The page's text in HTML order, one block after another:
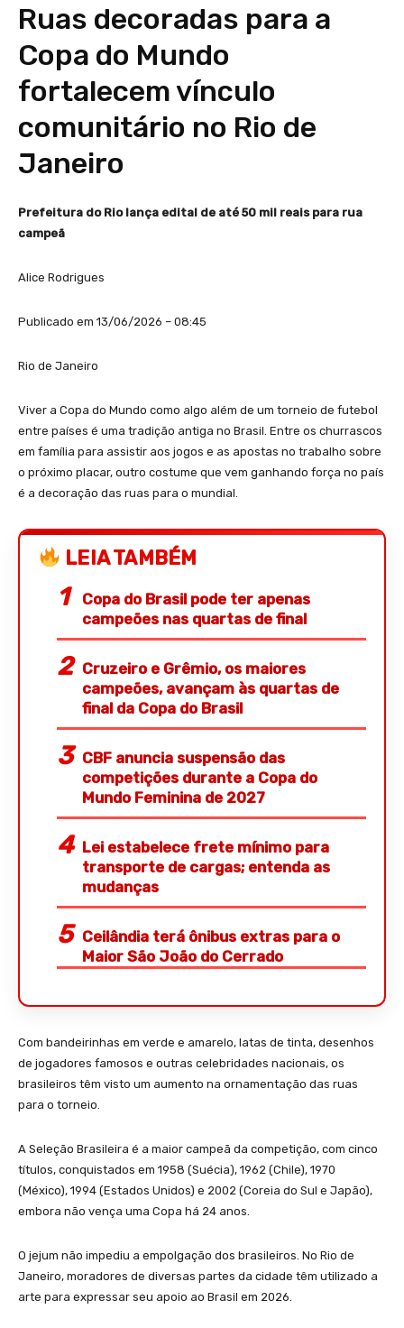
Ruas decoradas para a
Copa do Mundo
fortalecem vínculo
comunitário no Rio de
Janeiro
Prefeitura do Rio lança edital de até 50 mil reais para rua
campeã
Alice Rodrigues
Publicado em 13/06/2026 – 08:45
Rio de Janeiro
Viver a Copa do Mundo como algo além de um torneio de futebol
entre países é uma tradição antiga no Brasil. Entre os churrascos
em família para assistir aos jogos e as apostas no trabalho sobre
o próximo placar, outro costume que vem ganhando força no país
é a decoração das ruas para o mundial.
LEIA TAMBÉM
Copa do Brasil pode ter apenas
campeões nas quartas de final
Cruzeiro e Grêmio, os maiores
campeões, avançam às quartas de
final da Copa do Brasil
CBF anuncia suspensão das
competições durante a Copa do
Mundo Feminina de 2027
Lei estabelece frete mínimo para
transporte de cargas; entenda as
mudanças
Ceilândia terá ônibus extras para o
Maior São João do Cerrado
Com bandeirinhas em verde e amarelo, latas de tinta, desenhos
de jogadores famosos e outras celebridades nacionais, os
brasileiros têm visto um aumento na ornamentação das ruas
para o torneio.
A Seleção Brasileira é a maior campeã da competição, com cinco
títulos, conquistados em 1958 (Suécia), 1962 (Chile), 1970
(México), 1994 (Estados Unidos) e 2002 (Coreia do Sul e Japão),
embora não vença uma Copa há 24 anos.
O jejum não impediu a empolgação dos brasileiros. No Rio de
Janeiro, moradores de diversas partes da cidade têm utilizado a
arte para expressar seu apoio ao Brasil em 2026.